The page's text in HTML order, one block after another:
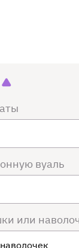
вуаль
или